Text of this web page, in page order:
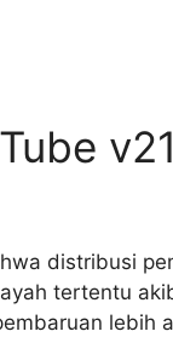
distribusi
tertentu
lebih